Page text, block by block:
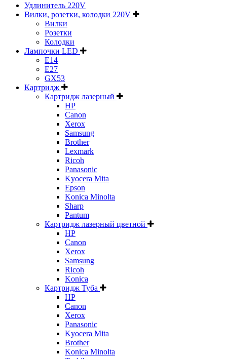
Удлинитель 220V
Вилки, розетки, колодки 220V
Вилки
Розетки
Колодки
Лампочки LED
E14
E27
GX53
Картридж
Картридж лазерный
HP
Canon
Xerox
Samsung
Brother
Lexmark
Ricoh
Panasonic
Kyocera Mita
Epson
Konica Minolta
Sharp
Pantum
Картридж лазерный цветной
HP
Canon
Xerox
Samsung
Ricoh
Konica
Картридж Туба
HP
Canon
Xerox
Panasonic
Kyocera Mita
Brother
Konica Minolta